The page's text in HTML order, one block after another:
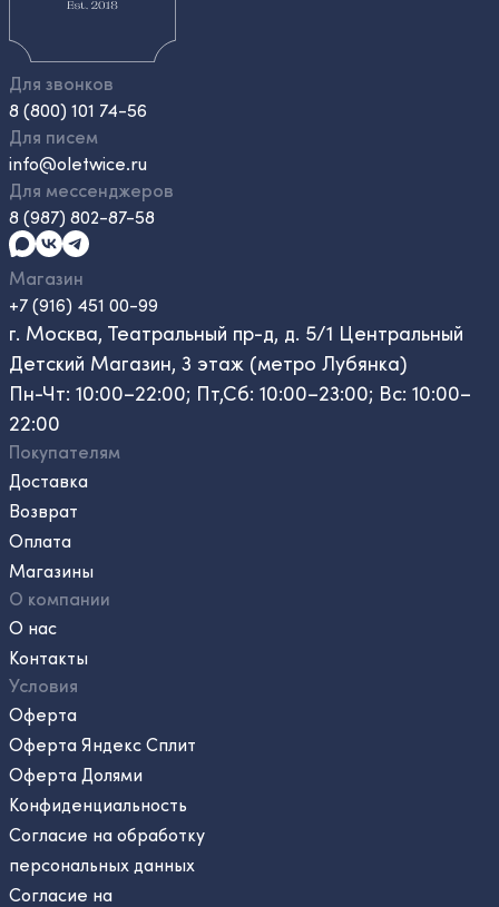
Для звонков
8 (800) 101 74-56
Для писем
info@oletwice.ru
Для мессенджеров
8 (987) 802-87-58
Магазин
+7 (916) 451 00-99
г. Москва, Театральный пр-д, д. 5/1 Центральный
Детский Магазин, 3 этаж (метро Лубянка)
Пн-Чт: 10:00–22:00; Пт,Сб: 10:00–23:00; Вс: 10:00–
22:00
Покупателям
Доставка
Возврат
Оплата
Магазины
О компании
О нас
Контакты
Условия
Оферта
Оферта Яндекс Сплит
Оферта Долями
Конфиденциальность
Согласие на обработку
персональных данных
Согласие на